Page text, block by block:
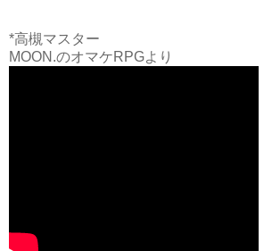
*高槻マスター
MOON.のオマケRPGより